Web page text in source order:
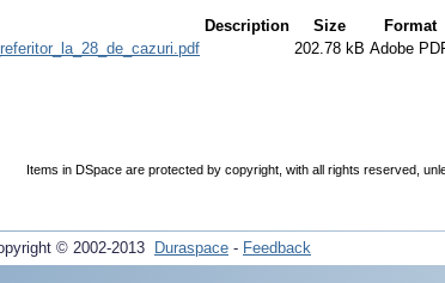
Description Size
Format
202.78 kB Adobe
Items in DSpace are protected by copyright, with all rights reserved,
© 2002-2013 Duraspace - Feedback